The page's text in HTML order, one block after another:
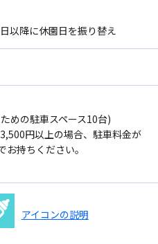
以降に休園⽇を振り替え
めの駐車スペース10台)
円以上の場合、駐車料金が
持ちください。
アイコンの説明